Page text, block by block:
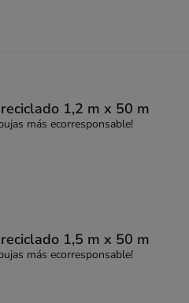
1,2 m x 50 m
más ecorresponsable!
1,5 m x 50 m
más ecorresponsable!